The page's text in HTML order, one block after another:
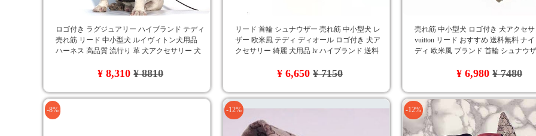
ロゴ付き ラグジュアリー ハイブランド テディ
売れ筋 リード 中小型犬 ルイヴィトン犬用品
ハーネス 高品質 流行り 革 犬アクセサリー 犬
¥ 8,310¥ 8810
リード 首輪 シュナウザー 売れ筋 中小型犬 レ
ザー 欧米風 テディ ディオール ロゴ付き 犬ア
クセサリー 綺麗 犬用品 lv ハイブランド 送料
¥ 6,650¥ 7150
売れ筋 中小型犬 ロゴ付き 犬アクセサ
vuitton リード おすすめ 送料無料 ナ
ディ 欧米風 ブランド 首輪 シュナウ
¥ 6,980¥ 7480
-8% -12% -12%